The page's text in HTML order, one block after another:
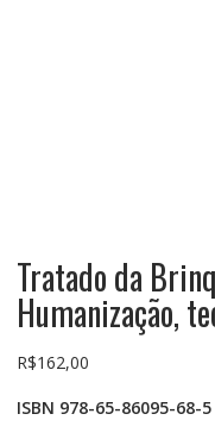
Tratado da
Humanização,
R$162,00
ISBN 978-65-86095-68-5